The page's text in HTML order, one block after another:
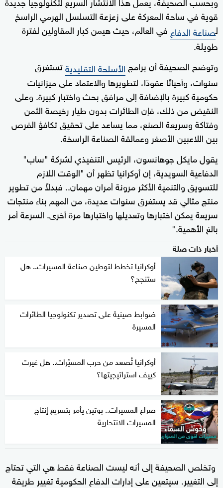
قوية في ساحة المعركة على زعزعة التسلسل الهرمي الراسخ
لصناعة الدفاع في العالم، حيث هيمن كبار المقاولين لفترة
طويلة.
وتوضح الصحيفة أن برامج الأسلحة التقليديةتستغرق
سنوات، وأحيانًا عقودًا، لتطويرها والاعتماد على ميزانيات
حكومية كبيرة بالإضافة إلى مرافق بحث واختبار كبيرة. وعلى
النقيض من ذلك، فإن الطائرات بدون طيار رخيصة الثمن
وفتاكة وسريعة الصنع، مما يساعد على تحقيق تكافؤ الفرص
بين اللاعبين الأصغر وعمالقة الصناعة الراسخة.
يقول مايكل جوهانسون، الرئيس التنفيذي لشركة "ساب"
الدفاعية السويدية، إن أوكرانيا تظهر أن "الوقت اللازم
للتسويق والتنمية الأكثر مرونة أمران مهمان.. فبدلاً من تطوير
منتج مثالي قد يستغرق سنوات عديدة، من المهم بناء منتجات
سريعة يمكن اختبارها وتعديلها واختبارها مرة أخرى. السرعة أمر
بالغ الأهمية."
أخبار ذات صلة
أوكرانيا تخطط لتوطين صناعة المسيرات.. هل
ستنجح؟
ضوابط صينية على تصدير تكنولوجيا الطائرات
المسيرة
أوكرانيا تُصعد من حرب المسيّرات.. هل غيرت
كييف استراتيجيتها؟
صراع المسيرات.. بوتين يأمر بتسريع إنتاج
المسيرات الانتحارية
وتخلص الصحيفة إلى أنه ليست الصناعة فقط هي التي تحتاج
إلى التغيير. سيتعين على إدارات الدفاع الحكومية تغيير طريقة